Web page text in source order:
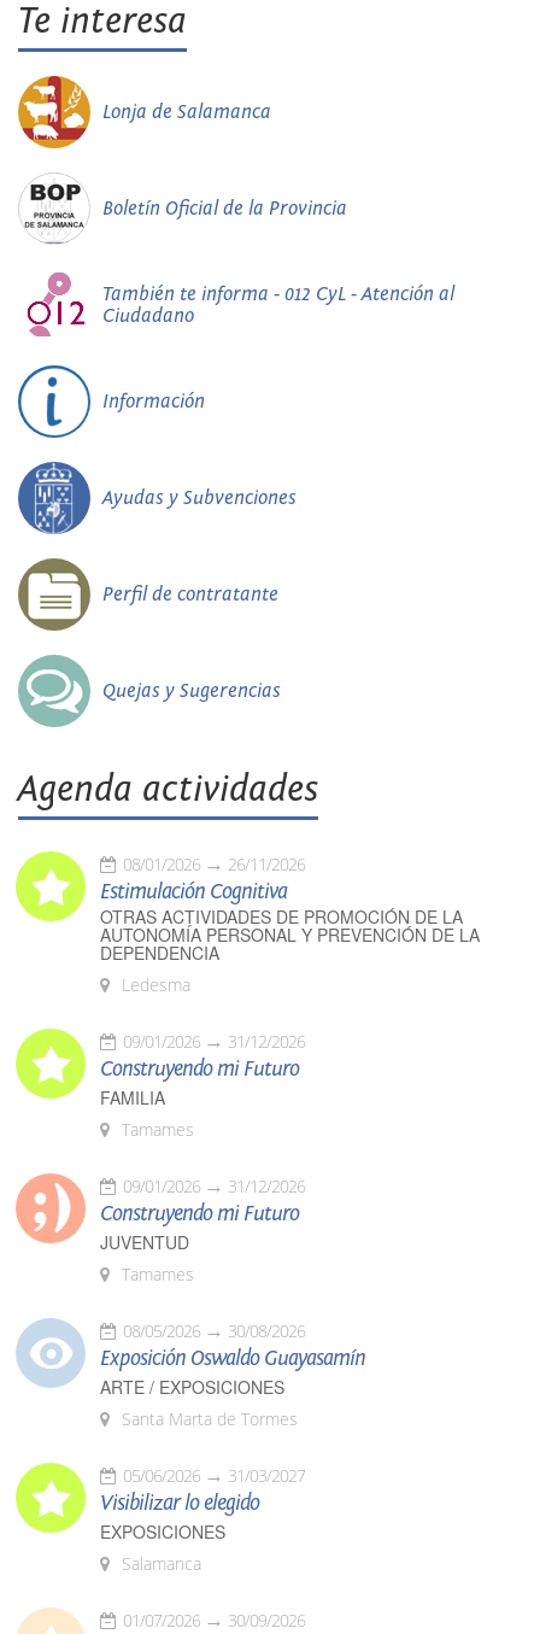
Te interesa
Lonja de Salamanca
Boletín Oficial de la Provincia
También te informa - 012 CyL - Atención al
Ciudadano
Información
Ayudas y Subvenciones
Perfil de contratante
Quejas y Sugerencias
Agenda actividades
08/01/2026 26/11/2026
Estimulación Cognitiva
OTRAS ACTIVIDADES DE PROMOCIÓN DE LA
AUTONOMÍA PERSONAL Y PREVENCIÓN DE LA
DEPENDENCIA
Ledesma
09/01/2026 31/12/2026
Construyendo mi Futuro
FAMILIA
Tamames
09/01/2026 31/12/2026
Construyendo mi Futuro
JUVENTUD
Tamames
08/05/2026 30/08/2026
Exposición Oswaldo Guayasamín
ARTE / EXPOSICIONES
Santa Marta de Tormes
05/06/2026 31/03/2027
Visibilizar lo elegido
EXPOSICIONES
Salamanca
01/07/2026 30/09/2026